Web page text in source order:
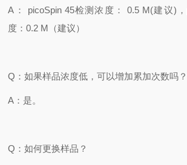
A ： picoSpin 45检测浓度： 0.5 M(建议) ，
度：0.2 M （建议）
Q ：如果样品浓度低，可以增加累加次数吗？
A ：是。
Q ：如何更换样品？